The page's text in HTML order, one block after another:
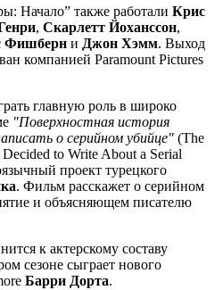
Начало” также работали Крис
, Скарлетт Йоханссон,
Фишберн и Джон Хэмм. Выход
компанией Paramount Pictures
главную роль в широко
"Поверхностная история
о серийном убийце" (The
to Write About a Serial
проект турецкого
. Фильм расскажет о серийном
и объясняющем писателю
к актерскому составу
сезоне сыграет нового
Барри Дорта.